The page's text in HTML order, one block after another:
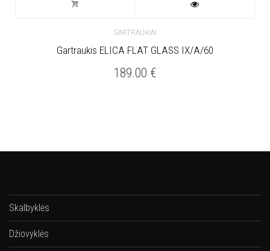
GARTRAUKIAI
Gartraukis ELICA FLAT GLASS IX/A/60
189.00 €
Skalbyklės
Džiovyklės